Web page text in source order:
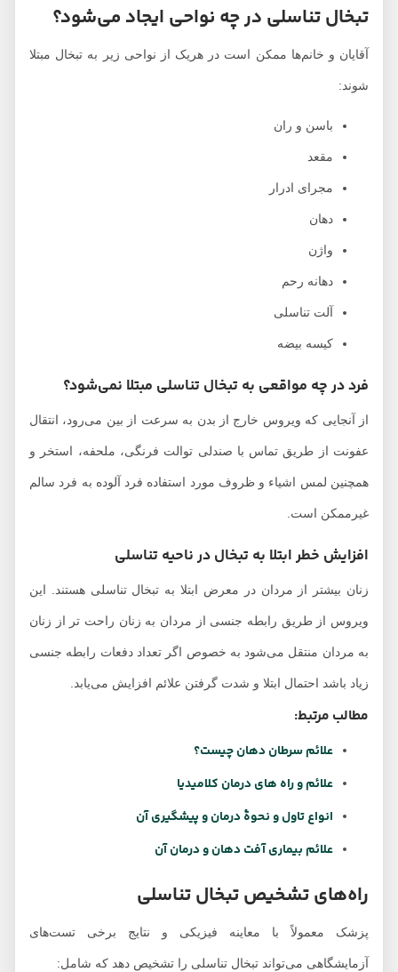
تبخال تناسلی در چه نواحی ایجاد می‌شود؟
آقایان و خانم‌ها ممکن است در هریک از نواحی زیر به تبخال مبتلا
شوند:
باسن و ران
مقعد
مجرای ادرار
دهان
واژن
دهانه رحم
آلت تناسلی
کیسه بیضه
فرد در چه مواقعی به تبخال تناسلی مبتلا نمی‌شود؟
از آنجایی که ویروس خارج از بدن به سرعت از بین می‌رود، انتقال
عفونت از طریق تماس با صندلی توالت فرنگی، ملحفه، استخر و
همچنین لمس اشیاء و ظروف مورد استفاده فرد آلوده به فرد سالم
غیرممکن است.
افزایش خطر ابتلا به تبخال در ناحیه تناسلی
زنان بیشتر از مردان در معرض ابتلا به تبخال تناسلی هستند. این
ویروس از طریق رابطه جنسی از مردان به زنان راحت تر از زنان
به مردان منتقل می‌شود به خصوص اگر تعداد دفعات رابطه جنسی
زیاد باشد احتمال ابتلا و شدت گرفتن علائم افزایش می‌یابد.
مطالب مرتبط:
علائم سرطان دهان چیست؟
علائم و راه های درمان کلامیدیا
انواع تاول و نحوۀ درمان و پیشگیری آن
علائم بیماری آفت دهان و درمان آن
راه‌های تشخیص تبخال تناسلی
پزشک معمولاً با معاینه فیزیکی و نتایج برخی تست‌های
آزمایشگاهی می‌تواند تبخال تناسلی را تشخیص دهد که شامل: